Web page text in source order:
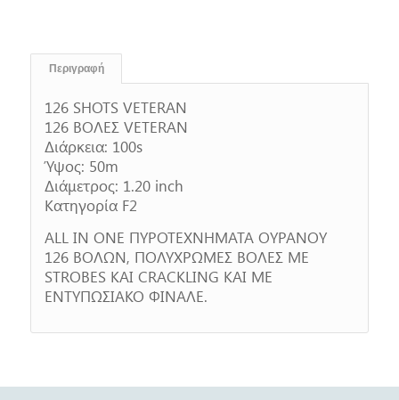
Περιγραφή
126 SHOTS VETERAN
126 ΒΟΛΕΣ VETERAN
Διάρκεια: 100s
Ύψος: 50m
Διάμετρος: 1.20 inch
Κατηγορία F2
ALL IN ONE ΠΥΡΟΤΕΧΝΗΜΑΤΑ ΟΥΡΑΝΟΥ
126 ΒΟΛΩΝ, ΠΟΛΥΧΡΩΜΕΣ ΒΟΛΕΣ ΜΕ
STROBES KAI CRACKLING ΚΑΙ ΜΕ
ΕΝΤΥΠΩΣΙΑΚΟ ΦΙΝΑΛΕ.